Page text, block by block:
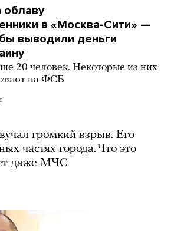
облаву
в «Москва-Сити» —
выводили деньги
20 человек. Некоторые из них
на ФСБ
громкий взрыв. Его
частях города. Что это
даже МЧС